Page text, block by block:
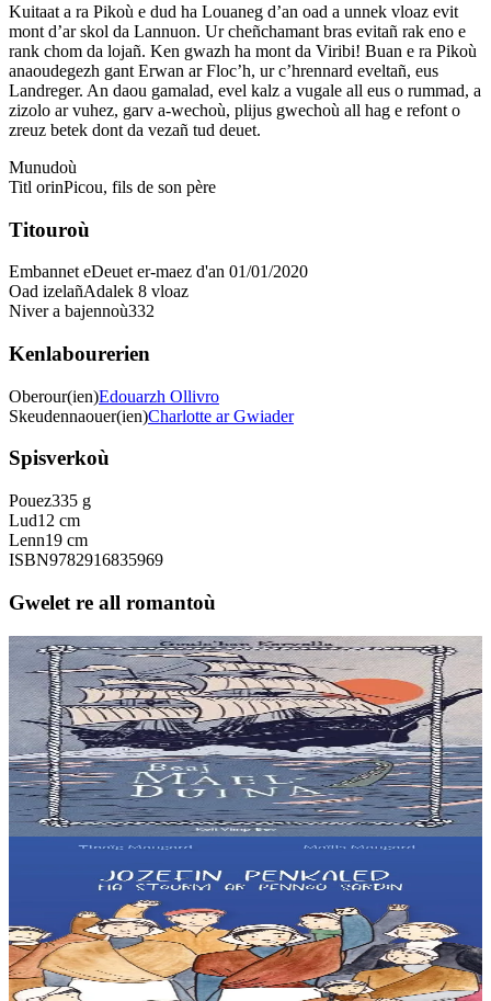
Kuitaat a ra Pikoù e dud ha Louaneg d’an oad a unnek vloaz evit
mont d’ar skol da Lannuon. Ur cheñchamant bras evitañ rak eno e
rank chom da lojañ. Ken gwazh ha mont da Viribi! Buan e ra Pikoù
anaoudegezh gant Erwan ar Floc’h, ur c’hrennard eveltañ, eus
Landreger. An daou gamalad, evel kalz a vugale all eus o rummad, a
zizolo ar vuhez, garv a-wechoù, plijus gwechoù all hag e refont o
zreuz betek dont da vezañ tud deuet.
Munudoù
Titl orinPicou, fils de son père
Titouroù
Embannet eDeuet er-maez d'an 01/01/2020
Oad izelañAdalek 8 vloaz
Niver a bajennoù332
Kenlabourerien
Oberour(ien)Edouarzh Ollivro
Skeudennaouer(ien)Charlotte ar Gwiader
Spisverkoù
Pouez335 g
Lud12 cm
Lenn19 cm
ISBN9782916835969
Gwelet re all romantoù
9 bloaz hag ouzhpenn
Keit vimp bev
Beaj Mael-Duina
En inizi Aran, e Bro-Iwerzhon, er Grennamzer. Brendan, ur
chaseour yaouank, a zo bet lonket gant un aerouant. Bev eo atav
avat, e kof an euzhvil. Mont a ra e...
Er stok8,00 €
9 bloaz hag ouzhpenn
Jozefin Penkaled
Start eo buhez ar maouezed a labour en uzinoù sardin e Douarnenez
e penn-kentañ an 20vet kantved. En o zouez emañ Jozefin, poaniañ
a ra evel ar re all el labouradeg....